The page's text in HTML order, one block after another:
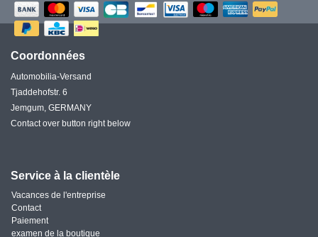
Coordonnées
Automobilia-Versand
Tjaddehofstr. 6
Jemgum, GERMANY
Contact over button right below
Service à la clientèle
Vacances de l'entreprise
Contact
Paiement
examen de la boutique